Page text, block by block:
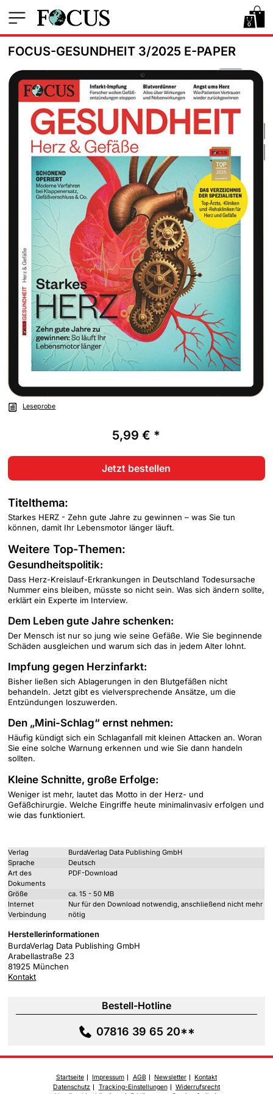
0
FOCUS-GESUNDHEIT 3/2025 E-PAPER
Leseprobe
5,99 € *
Jetzt bestellen
Titelthema:
Starkes HERZ - Zehn gute Jahre zu gewinnen – was Sie tun
können, damit Ihr Lebensmotor länger läuft.
Weitere Top-Themen:
Gesundheitspolitik:
Dass Herz-Kreislauf-Erkrankungen in Deutschland Todesursache
Nummer eins bleiben, müsste so nicht sein. Was sich ändern sollte,
erklärt ein Experte im Interview.
Dem Leben gute Jahre schenken:
Der Mensch ist nur so jung wie seine Gefäße. Wie Sie beginnende
Schäden ausgleichen und warum sich das in jedem Alter lohnt.
Impfung gegen Herzinfarkt:
Bisher ließen sich Ablagerungen in den Blutgefäßen nicht
behandeln. Jetzt gibt es vielversprechende Ansätze, um die
Entzündungen loszuwerden.
Den „Mini-Schlag“ ernst nehmen:
Häufig kündigt sich ein Schlaganfall mit kleinen Attacken an. Woran
Sie eine solche Warnung erkennen und wie Sie dann handeln
sollten.
Kleine Schnitte, große Erfolge:
Weniger ist mehr, lautet das Motto in der Herz- und
Gefäßchirurgie. Welche Eingriffe heute minimalinvasiv erfolgen und
wie das funktioniert.
Verlag
BurdaVerlag Data Publishing GmbH
Sprache
Deutsch
Art des
Dokuments
PDF-Download
Größe
ca. 15 - 50 MB
Internet
Verbindung
Nur für den Download notwendig, anschließend nicht mehr
nötig
Herstellerinformationen
BurdaVerlag Data Publishing GmbH
Arabellastraße 23
81925 München
Kontakt
Bestell-Hotline
07816 39 65 20**
Startseite Impressum AGB Newsletter
Kontakt
Datenschutz
Tracking-Einstellungen
Widerrufsrecht